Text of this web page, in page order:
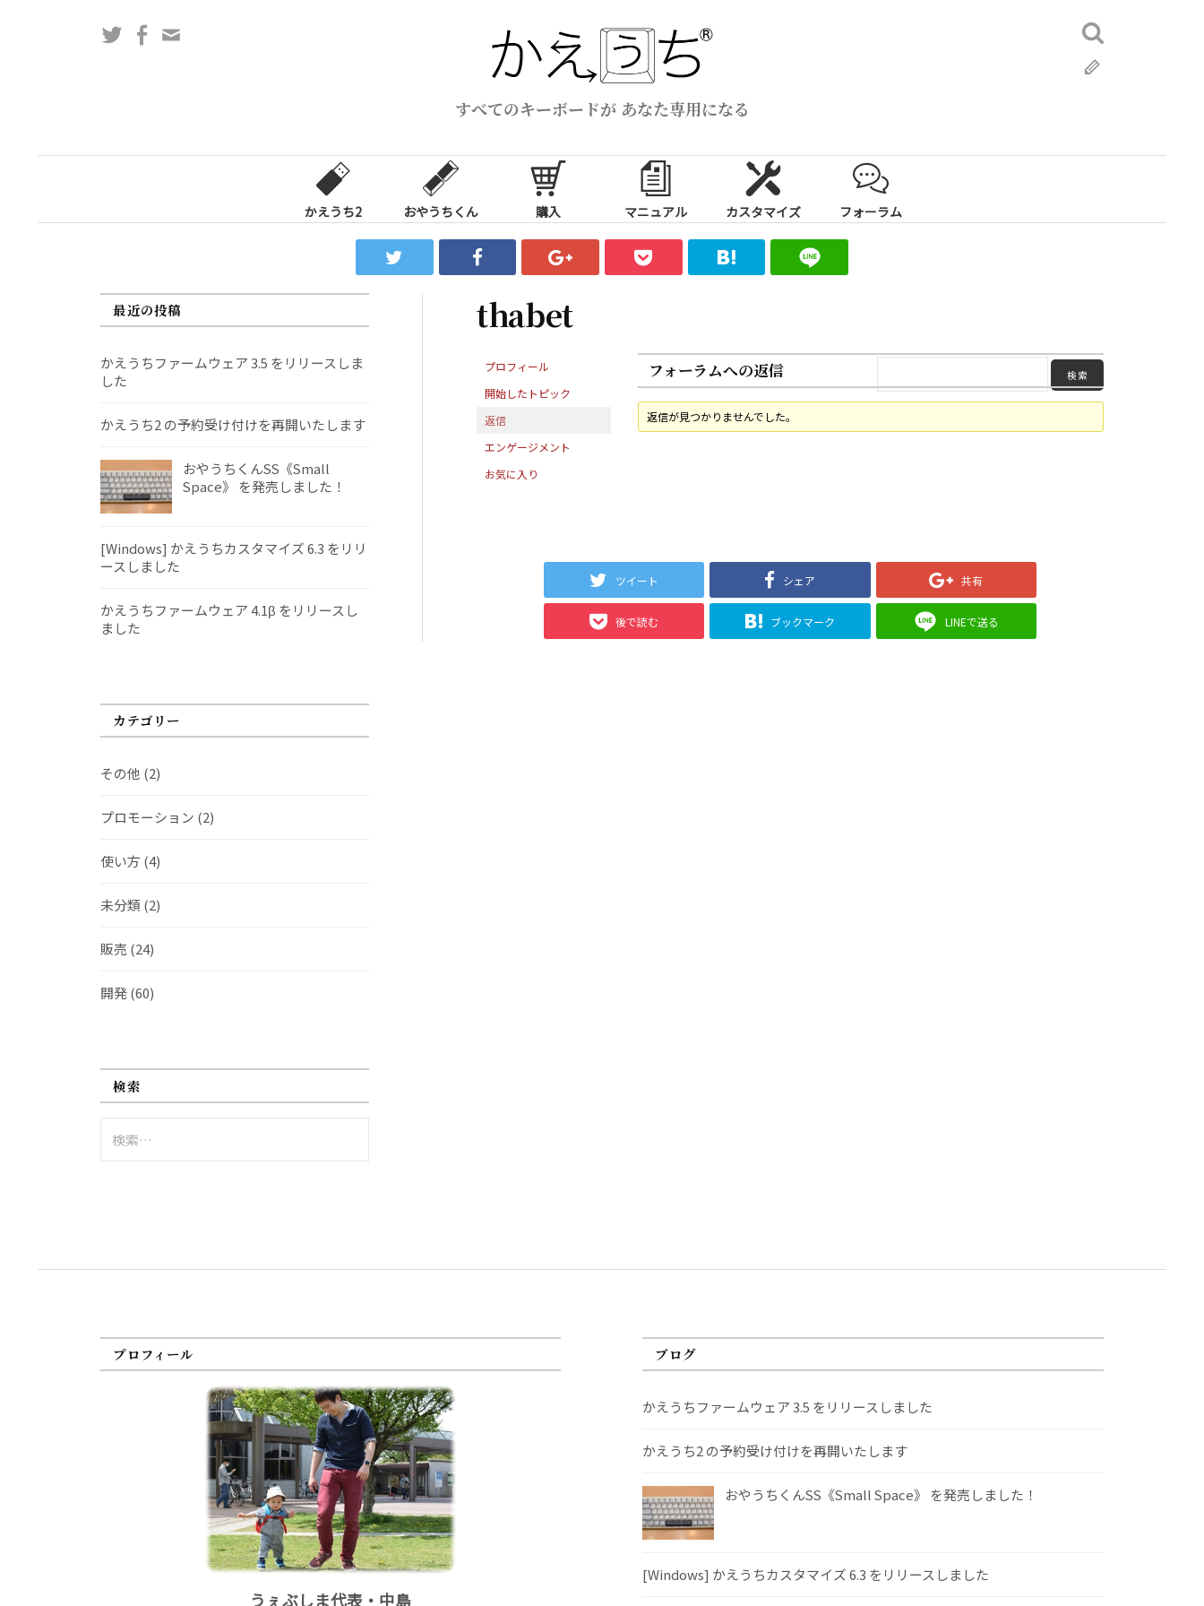
ス
すべてのキーボードが あなた専用になる
TwitterFacebook
検
索:
かえうち2 おやうちくん 購入 マニュアル カスタマイズ フォーラム
thabet
プロフィール
開始したトピック
返信
エンゲージメント
お気に入り
フォーラムへの返信
返信が見つかりませんでした。
ツイート シェア 共有
後で読む ブックマーク LINEで送る
最近の投稿
かえうちファームウェア 3.5 をリリースしま
した
かえうち2 の予約受け付けを再開いたします
おやうちくんSS《Small
Space》 を発売しました！
[Windows] かえうちカスタマイズ 6.3 をリリ
ースしました
かえうちファームウェア 4.1β をリリースし
ました
カテゴリー
その他 (2)
プロモーション (2)
使い方 (4)
未分類 (2)
販売 (24)
開発(60)
検索
索:
プロフィール
うぇぶしま代表・中島
ブログ
かえうちファームウェア 3.5 をリリースしました
かえうち2 の予約受け付けを再開いたします
おやうちくんSS《Small Space》 を発売しました！
[Windows] かえうちカスタマイズ 6.3 をリリースしました